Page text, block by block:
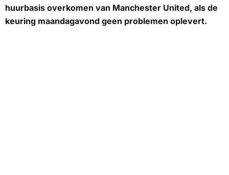
huurbasis overkomen van Manchester United, als de
keuring maandagavond geen problemen oplevert.